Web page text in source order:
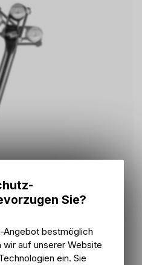
Sie?
Angebot bestmöglich
auf unserer Website
ein. Sie